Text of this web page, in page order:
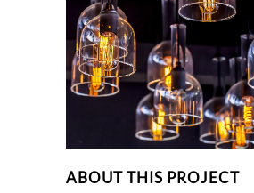
ABOUT THIS PROJECT